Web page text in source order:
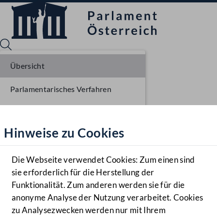
Hilfe
Benutzer
Navigationsmenü öffnen
MENÜ
Hinweise zu Cookies
Die Webseite verwendet Cookies: Zum einen sind
sie erforderlich für die Herstellung der
Funktionalität. Zum anderen werden sie für die
anonyme Analyse der Nutzung verarbeitet. Cookies
zu Analysezwecken werden nur mit Ihrem
Übersicht
Parlamentarisches Verfahren